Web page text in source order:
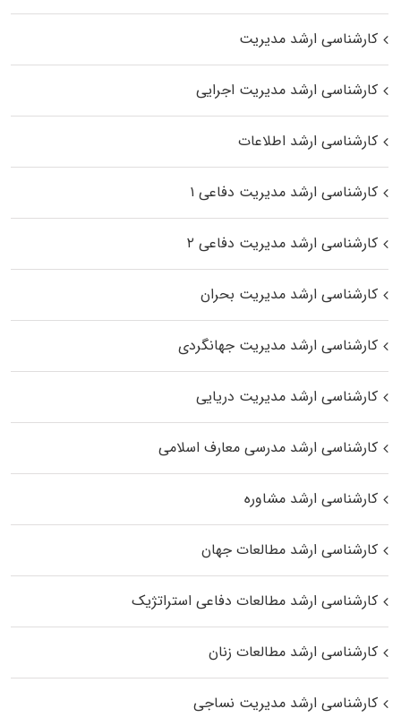
کارشناسی ارشد مدیریت
کارشناسی ارشد مدیریت اجرایی
کارشناسی ارشد اطلاعات
کارشناسی ارشد مدیریت دفاعی ۱
کارشناسی ارشد مدیریت دفاعی ۲
کارشناسی ارشد مدیریت بحران
کارشناسی ارشد مدیریت جهانگردی
کارشناسی ارشد مدیریت دریایی
کارشناسی ارشد مدرسی معارف اسلامی
کارشناسی ارشد مشاوره
کارشناسی ارشد مطالعات جهان
کارشناسی ارشد مطالعات دفاعی استراتژیک
کارشناسی ارشد مطالعات زنان
کارشناسی ارشد مدیریت نساجی